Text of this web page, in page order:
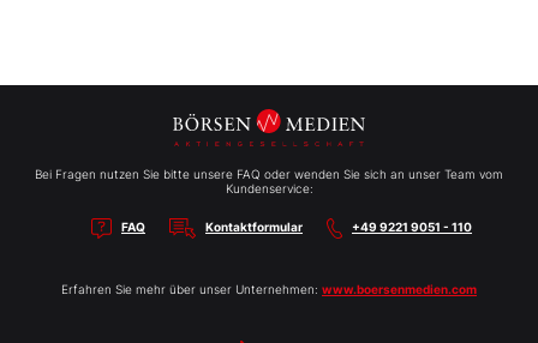
Bei Fragen nutzen Sie bitte unsere FAQ oder wenden Sie sich an unser Team vom
Kundenservice:
FAQ Kontaktformular +49 9221 9051 - 110
Erfahren Sie mehr über unser Unternehmen: www.boersenmedien.com